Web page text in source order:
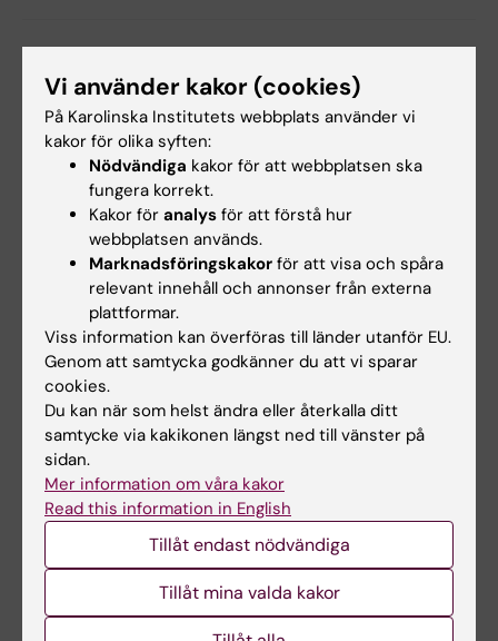
Relaterade events
21 aug 2026
Disputation: Callum
Regan
Epidemiology to Health
Promotion: Associations
between physical activity…
27 aug 2026 -27 aug 2026
Disputation: Heba Ali
Titel:
"Östrogenreceptormedierat
Vi använder kakor (cookies)
På Karolinska Institutets webbplats använder vi
kakor för olika syften:
Nödvändiga kakor för att webbplatsen ska
fungera korrekt.
Kakor för analys för att förstå hur
webbplatsen används.
Marknadsföringskakor för att visa och spåra
relevant innehåll och annonser från externa
plattformar.
Viss information kan överföras till länder utanför EU.
Genom att samtycka godkänner du att vi sparar
cookies.
Du kan när som helst ändra eller återkalla ditt
samtycke via kakikonen längst ned till vänster på
sidan.
Mer information om våra kakor
Read this information in English
Tillåt endast nödvändiga
Tillåt mina valda kakor